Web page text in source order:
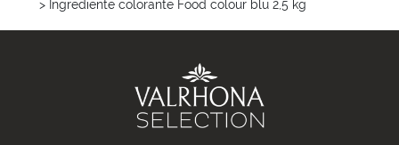
> Ingrediente colorante Food colour blu 2,5 kg